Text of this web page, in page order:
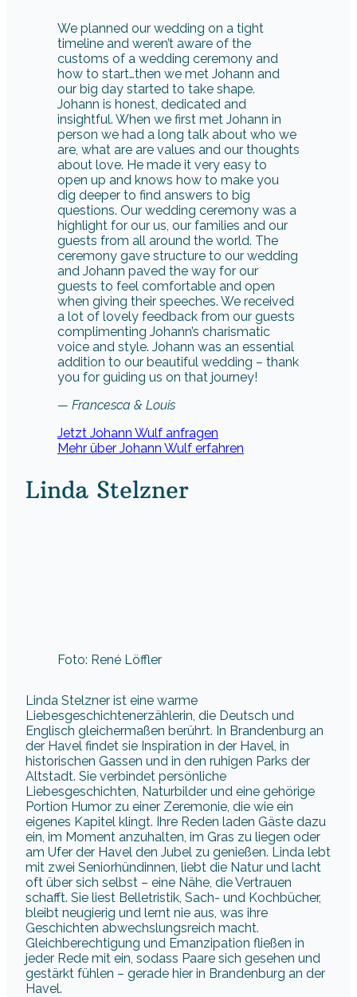
We planned our wedding on a tight
timeline and weren’t aware of the
customs of a wedding ceremony and
how to start…then we met Johann and
our big day started to take shape.
Johann is honest, dedicated and
insightful. When we first met Johann in
person we had a long talk about who we
are, what are are values and our thoughts
about love. He made it very easy to
open up and knows how to make you
dig deeper to find answers to big
questions. Our wedding ceremony was a
highlight for our us, our families and our
guests from all around the world. The
ceremony gave structure to our wedding
and Johann paved the way for our
guests to feel comfortable and open
when giving their speeches. We received
a lot of lovely feedback from our guests
complimenting Johann’s charismatic
voice and style. Johann was an essential
addition to our beautiful wedding – thank
you for guiding us on that journey!
— Francesca & Louis
Jetzt Johann Wulf anfragen
Mehr über Johann Wulf erfahren
Linda Stelzner
Foto: René Löffler
Linda Stelzner ist eine warme
Liebesgeschichtenerzählerin, die Deutsch und
Englisch gleichermaßen berührt. In Brandenburg an
der Havel findet sie Inspiration in der Havel, in
historischen Gassen und in den ruhigen Parks der
Altstadt. Sie verbindet persönliche
Liebesgeschichten, Naturbilder und eine gehörige
Portion Humor zu einer Zeremonie, die wie ein
eigenes Kapitel klingt. Ihre Reden laden Gäste dazu
ein, im Moment anzuhalten, im Gras zu liegen oder
am Ufer der Havel den Jubel zu genießen. Linda lebt
mit zwei Seniorhündinnen, liebt die Natur und lacht
oft über sich selbst – eine Nähe, die Vertrauen
schafft. Sie liest Belletristik, Sach- und Kochbücher,
bleibt neugierig und lernt nie aus, was ihre
Geschichten abwechslungsreich macht.
Gleichberechtigung und Emanzipation fließen in
jeder Rede mit ein, sodass Paare sich gesehen und
gestärkt fühlen – gerade hier in Brandenburg an der
Havel.